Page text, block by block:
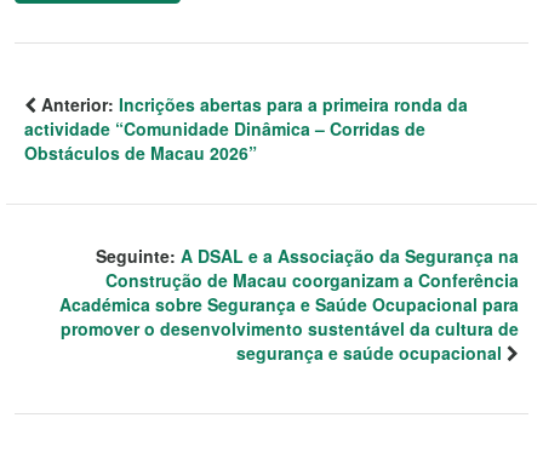
Anterior: Incrições abertas para a primeira ronda da
actividade “Comunidade Dinâmica – Corridas de
Obstáculos de Macau 2026”
Seguinte: A DSAL e a Associação da Segurança na
Construção de Macau coorganizam a Conferência
Académica sobre Segurança e Saúde Ocupacional para
promover o desenvolvimento sustentável da cultura de
segurança e saúde ocupacional